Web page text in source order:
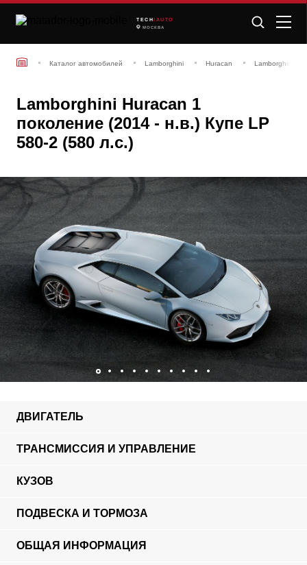
TECH /AUTO
МОСКВА
Каталог автомобилей Lamborghini Huracan Lamborghini
Lamborghini Huracan 1
поколение (2014 - н.в.) Купе LP
580-2 (580 л.с.)
ДВИГАТЕЛЬ
ТРАНСМИССИЯ И УПРАВЛЕНИЕ
КУЗОВ
ПОДВЕСКА И ТОРМОЗА
ОБЩАЯ ИНФОРМАЦИЯ